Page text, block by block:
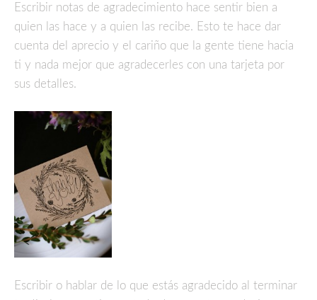
Escribir notas de agradecimiento hace sentir bien a
quien las hace y a quien las recibe. Esto te hace dar
cuenta del aprecio y el cariño que la gente tiene hacia
ti y nada mejor que agradecerles con una tarjeta por
sus detalles.
Escribir o hablar de lo que estás agradecido al terminar